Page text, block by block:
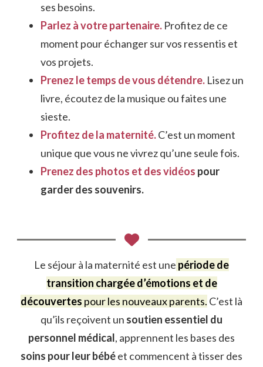
ses besoins.
Parlez à votre partenaire. Profitez de ce
moment pour échanger sur vos ressentis et
vos projets.
Prenez le temps de vous détendre. Lisez un
livre, écoutez de la musique ou faites une
sieste.
Profitez de la maternité.C’est un moment
unique que vous ne vivrez qu’une seule fois.
Prenez des photos et des vidéos pour
garder des souvenirs.
Le séjour à la maternité est une période de
transition chargée d’émotions et de
découvertes pour les nouveaux parents. C’est là
qu’ils reçoivent un soutien essentiel du
personnel médical, apprennent les bases des
soins pour leur bébéet commencent à tisser des